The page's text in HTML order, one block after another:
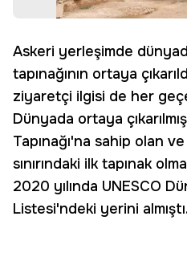
Askeri yerleşimde
tapınağının ortaya
ziyaretçi ilgisi de her
Dünyada ortaya
Tapınağı'na sahip olan
sınırındaki ilk tapınak
2020 yılında UNESCO
Listesi'ndeki yerini almıştı.